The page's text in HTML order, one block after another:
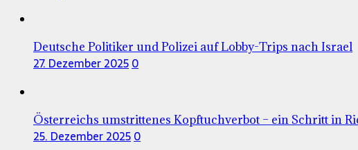
Deutsche Politiker und Polizei auf Lobby-Trips nach Israel
27. Dezember 20250
Österreichs umstrittenes Kopftuchverbot – ein Schritt in
25. Dezember 20250